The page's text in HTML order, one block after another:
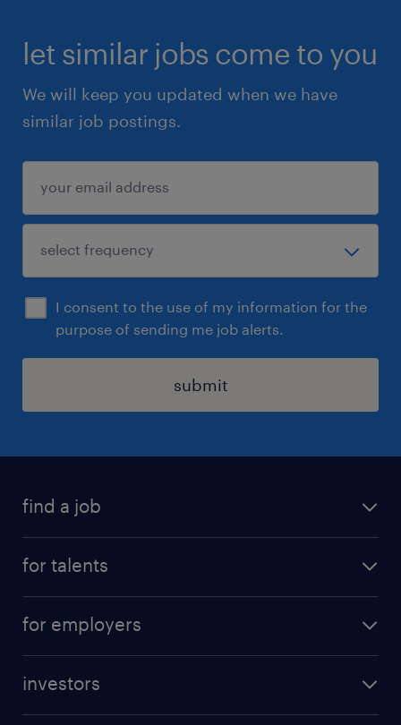
let similar jobs come to you
We will keep you updated when we have
similar job postings.
I consent to the use of my information for the
purpose of sending me job alerts.
submit
find a job
for talents
professional career
for employers
investors